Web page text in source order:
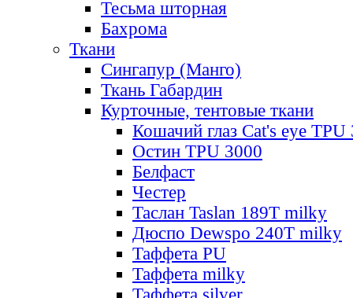
Тесьма шторная
Бахрома
Ткани
Сингапур (Манго)
Ткань Габардин
Курточные, тентовые ткани
Кошачий глаз Cat's eye TPU
Остин TPU 3000
Белфаст
Честер
Таслан Taslan 189T milky
Дюспо Dewspo 240T milky
Таффета PU
Таффета milky